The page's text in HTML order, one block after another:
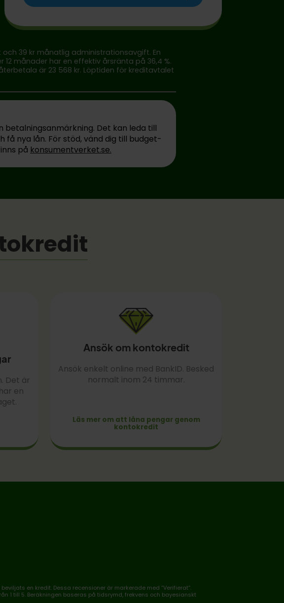
och 39 kr månatlig administrationsavgift. En
månader har en effektiv årsränta på 36,4 %.
är 23 568 kr. Löptiden för kreditavtalet
betalningsanmärkning. Det kan leda till
nya lån. För stöd, vänd dig till budget-
på konsumentverket.se.
Det är
en
Ansök om kontokredit
Ansök enkelt online med BankID. Besked
normalt inom 24 timmar.
Läs mer om att låna pengar genom
kontokredit
en kredit. Dessa recensioner är markerade med ”Verifierat”.
1 till 5. Beräkningen baseras på tidsrymd, frekvens och bayesianskt